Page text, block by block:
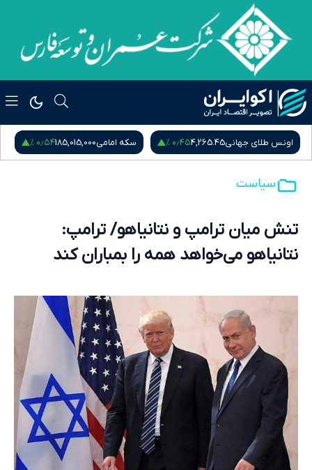
اونس طلای جهانی4,265.45۰٫۴۵ % سکه امامی185,015,000۰٫۵۴ %
سیاست
تنش میان ترامپ و نتانیاهو/ ترامپ:
نتانیاهو می‌خواهد همه را بمباران کند